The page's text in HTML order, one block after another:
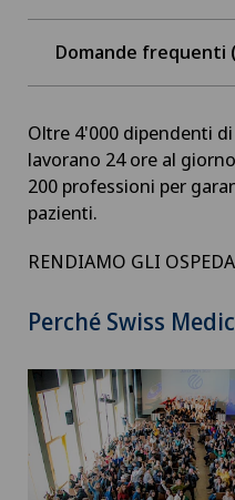
Domande frequenti
Oltre 4'000 dipendenti
lavorano 24 ore al
200 professioni per
pazienti.
RENDIAMO GLI
Perché Swiss